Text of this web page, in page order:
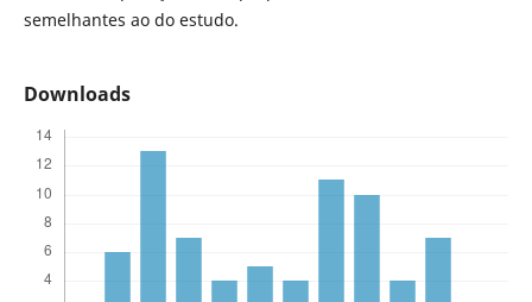
semelhantes ao do estudo.
Downloads